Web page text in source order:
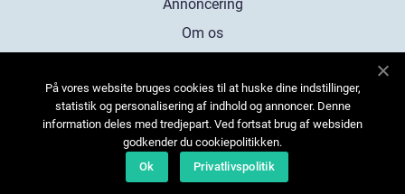
Annoncering
Om os
Kontakt os
Sitemap
På vores website bruges cookies til at huske dine indstillinger,
statistik og personalisering af indhold og annoncer. Denne
information deles med tredjepart. Ved fortsat brug af websiden
godkender du cookiepolitikken.
Ok
Privatlivspolitik